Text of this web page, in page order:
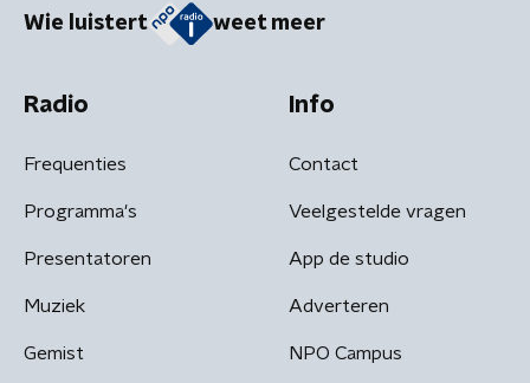
Wie luistert weet meer
Radio
Frequenties
Programma's
Presentatoren
Muziek
Gemist
Info
Contact
Veelgestelde vragen
App de studio
Adverteren
NPO Campus